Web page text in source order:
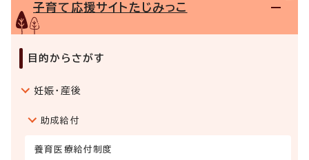
子育て応援サイトたじみっこ
目的からさがす
妊娠・産後
助成給付
養育医療給付制度